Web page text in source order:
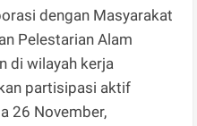
dengan Masyarakat
Pelestarian Alam
di wilayah kerja
partisipasi aktif
26 November,